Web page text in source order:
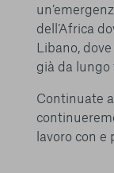
dell’Africa
Libano,
già da
Continuate
lavoro con e